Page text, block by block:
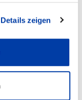
Details zeigen
MANUAL